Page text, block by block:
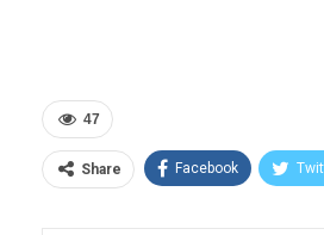
47
Share Facebook